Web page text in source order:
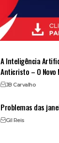
A Inteligência
Anticristo – O Novo
JB Carvalho
Problemas das
Gil Reis